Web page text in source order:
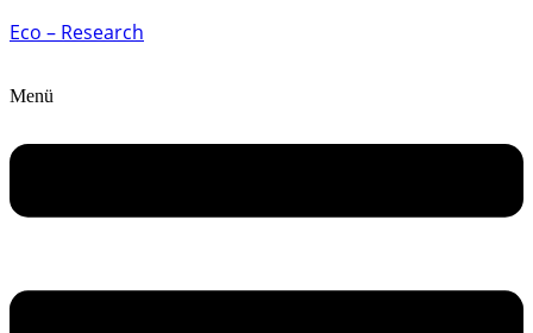
Eco – Research
Menü